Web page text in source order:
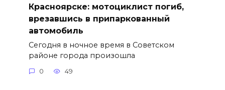
Красноярске: мотоциклист погиб,
врезавшись в припаркованный
автомобиль
Сегодня в ночное время в Советском
районе города произошла
0 49